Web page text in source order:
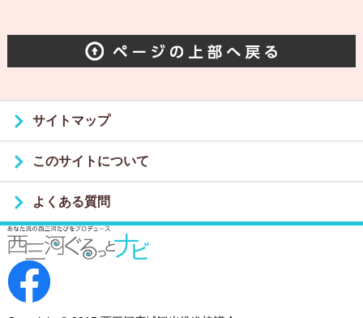
サイトマップ
このサイトについて
よくある質問